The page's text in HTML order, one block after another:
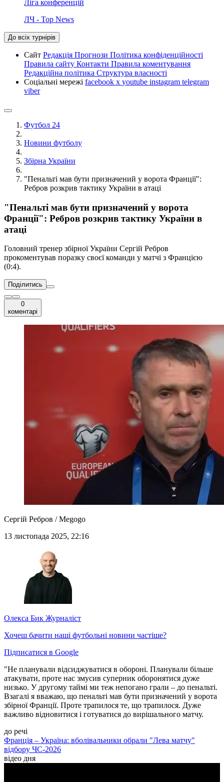
Ліга конференцій
ЛЧ - Top News
До всіх турнірів
Сайт Редакція Прогнози Політика конфіденційності
Правила сайту Контакти Правила коментування
Редакційна політика Структура власності
Соціальні мережі facebook x youtube instagram telegram
viber
Футбол 24
Новини футболу
Збірна України
"Пенальті мав бути призначений у ворота Франції":
Ребров розкрив тактику України в атаці
"Пенальті мав бути призначений у ворота
Франції": Ребров розкрив тактику України в
атаці
Головний тренер збірної України Сергій Ребров
прокоментував поразку своєї команди у матчі з Францією
(0:4).
Поділитись
0
коментарі
Сергій Ребров / Megogo
13 листопада 2025, 22:16
Олекса Бик Журналіст
Хочеш бачити наші футбольні новини частіше?
Підписатися в Google
"Не планували відсиджуватися в обороні. Планували більше
атакувати, проте нас змусив суперник оборонятися дуже
низько. У другому таймі ми теж непогано грали – до пенальті.
Взагалі я вважаю, що пенальті мав бути призначений у ворота
збірної Франції. Проте трапилося те, що трапилося. Дуже
важливо відновитися і готуватися до вирішального матчу.
до речі
Франція – Україна: вболівальники обрали "Лева матчу"
відбору ЧС-2026
відео дня